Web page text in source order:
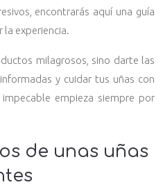
encontrarás aquí una guía
la experiencia.
milagrosos, sino darte las
y cuidar tus uñas con
empieza siempre por
de unas uñas